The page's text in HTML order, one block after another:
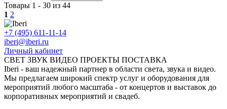
Товары 1 - 30 из 44
1 2
+7 (495) 611-11-14
iberi@iberi.ru
Личный кабинет
СВЕТ ЗВУК ВИДЕО ПРОЕКТЫ ПОСТАВКА
Iberi - ваш надежный партнер в области света, звука и видео.
Мы предлагаем широкий спектр услуг и оборудования для
мероприятий любого масштаба - от концертов и выставок до
корпоративных мероприятий и свадеб.